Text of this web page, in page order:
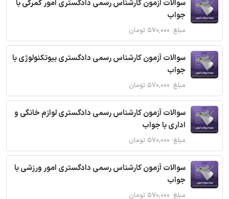
سوالات آزمون کارشناس رسمی دادگستری امور گمرکی با
جواب
مبلغ: ۵۷۰,۰۰۰ تومان
سوالات آزمون کارشناس رسمی دادگستری بیوتکنولوژی با
جواب
مبلغ: ۵۷۰,۰۰۰ تومان
سوالات آزمون کارشناس رسمی دادگستری لوازم خانگی و
اداری با جواب
مبلغ: ۵۷۰,۰۰۰ تومان
سوالات آزمون کارشناس رسمی دادگستری امور ورزشی با
جواب
مبلغ: ۵۷۰,۰۰۰ تومان